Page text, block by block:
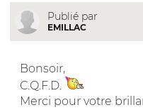
Publié par
EMILLAC
Bonsoir,
C.Q.F.D.
Merci pour votre